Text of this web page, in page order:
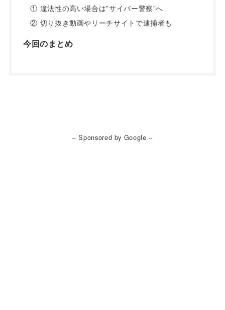
① 違法性の高い場合は”サイバー警察”へ
② 切り抜き動画やリーチサイトで逮捕者も
今回のまとめ
– Sponsored by Google –